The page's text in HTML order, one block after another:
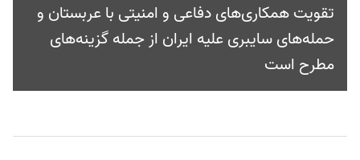
تقویت همکاری‌های دفاعی و امنیتی با عربستان و
حمله‌های سایبری علیه ایران از جمله گزینه‌های
مطرح است